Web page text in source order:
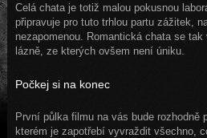
Celá chata je totiž malou pokusnou
připravuje pro tuto trhlou partu zážitek,
nezapomenou. Romantická chata se
lázně, ze kterých ovšem není úniku.
Počkej si na konec
První půlka filmu na vás bude rozhodně
kterém je zapotřebí vyvraždit všechno,